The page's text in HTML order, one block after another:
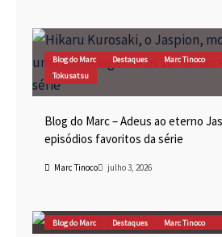
Blog do Marc Destaques Marc Tinoco
Tokusatsu
Blog do Marc – Adeus ao eterno
episódios favoritos da série
Marc Tinoco julho 3, 2026
Blog do Marc Destaques Marc Tinoco